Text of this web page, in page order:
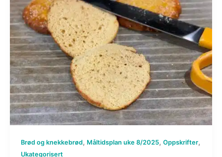
Brød og knekkebrød, Måltidsplan uke 8/2025, Oppskrifter,
Ukategorisert